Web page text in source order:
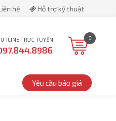
hệ Hỗ trợ kỹ thuật
TRỰC TUYẾN 0
Yêu cầu báo giá